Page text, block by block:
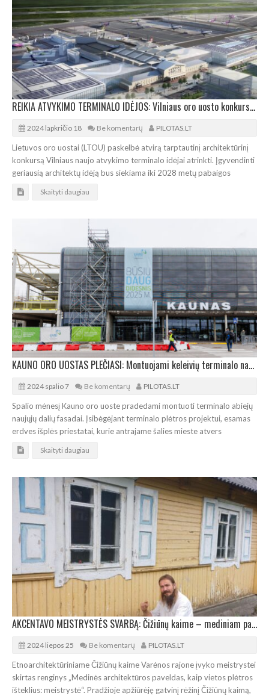
REIKIA ATVYKIMO TERMINALO IDĖJOS: Vilniaus oro uosto konkurso prizinis fondas – 120.000 eurų
2024 lapkričio 18 Be komentarų PILOTAS.LT
Lietuvos oro uostai (LTOU) paskelbė atvirą tarptautinį architektūrinį
konkursą Vilniaus naujo atvykimo terminalo idėjai atrinkti. Įgyvendinti
geriausią architektų idėją bus siekiama iki 2028 metų pabaigos
Skaityti daugiau
KAUNO ORO UOSTAS PLEČIASI: Montuojami keleivių terminalo naujųjų dalių fasadai
2024 spalio 7 Be komentarų PILOTAS.LT
Spalio mėnesį Kauno oro uoste pradedami montuoti terminalo abiejų
naujųjų dalių fasadai. Įsibėgėjant terminalo plėtros projektui, esamas
erdves išplės priestatai, kurie antrajame šalies mieste atvers
Skaityti daugiau
AKCENTAVO MEISTRYSTĖS SVARBĄ: Čižiūnų kaime – mediniam paveldui skirtas renginys
2024 liepos 25 Be komentarų PILOTAS.LT
Etnoarchitektūriniame Čižiūnų kaime Varėnos rajone įvyko meistrystei
skirtas renginys „Medinės architektūros paveldas, kaip vietos plėtros
išteklius: meistrystė“. Pradžioje apžiūrėję gatvinį rėžinį Čižiūnų kaimą,